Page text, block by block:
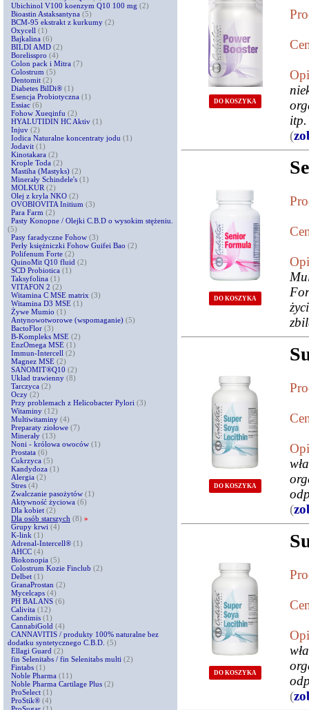
Ubichinol V100 koenzym Q10 100 mg (2)
Bioastin Astaksantyna (5)
BCM-95 ekstrakt z kurkumy (2)
Oxycell (1)
Bajkalina (6)
BILDI AMD (2)
Borelisspro (4)
Colon pack i Mitra (7)
Colostrum (5)
Dentomit (2)
Diabetes BilDi® (1)
Esencja Probiotyczna (1)
Essiac (6)
Fohow Xueqinfu (2)
HYALUTIDIN HC Aktiv (1)
Injuv (2)
Iodica Naturalne koncentraty jodu (1)
Jodavit (1)
Kinotakara (2)
Krople Toda (2)
Mastiha (Mastyks) (2)
Minerały Schindele's (1)
MOLKUR (2)
Olej z kryla NKO (2)
OVOBIOVITA Initium (3)
Para Farm (2)
Pasty Konopne / Olejki C.B.D o wysokim stężeniu.
(5)
Pasy faradyczne Fohow (3)
Perły księżniczki Fohow Guifei Bao (2)
Polifenum Forte (2)
QuinoMit Q10 fluid (2)
SCD Probiotica (1)
Taksyfolina (1)
VITAFON 2 (2)
Witamina C MSE matrix (3)
Witamina D3 MSE (1)
Żywe Mumio (1)
Antynowotworowe (wspomaganie) (5)
BactoFlor (3)
B-Kompleks MSE (2)
EnzOmega MSE (1)
Immun-Intercell (2)
Magnez MSE (2)
SANOMIT®Q10 (2)
Układ trawienny (8)
Tarczyca (2)
Oczy (2)
Przy problemach z Helicobacter Pylori (3)
Witaminy (12)
Multiwitaminy (4)
Preparaty ziołowe (7)
Minerały (13)
Noni - królowa owoców (1)
Prostata (6)
Cukrzyca (5)
Kandydoza (1)
Alergia (2)
Stres (4)
Zwalczanie pasożytów (1)
Aktywność życiowa (6)
Dla kobiet (2)
Dla osób starszych (8) »
Grupy krwi (4)
K-link (1)
Adrenal-Intercell® (1)
AHCC (4)
Biokonopia (5)
Colostrum Kozie Finclub (2)
Delbet (1)
GranaProstan (2)
Mycelcaps (4)
PH BALANS (6)
Calivita (12)
Candimis (1)
CannabiGold (4)
CANNAVITIS / produkty 100% naturalne bez
dodatku syntetycznego C.B.D. (5)
Ellagi Guard (2)
fin Selenitabs / fin Selenitabs multi (2)
Fintabs (1)
Noble Pharma (11)
Noble Pharma Cartilage Plus (2)
ProSelect (1)
ProStik® (4)
DO KOSZYKA
(
DO KOSZYKA
DO KOSZYKA
(
DO KOSZYKA
(